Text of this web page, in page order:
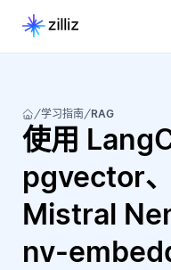
学习指南 RAG
使用
pgvector
Mistral
nv-